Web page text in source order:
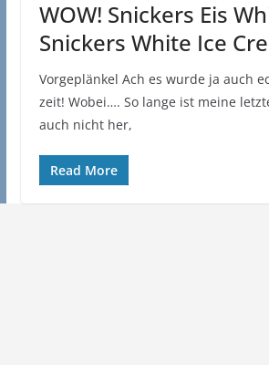
WOW! Snickers Eis
Snickers White Ice
Vorgeplänkel Ach es wurde ja auch
zeit! Wobei…. So lange ist meine
auch nicht her,
Read More